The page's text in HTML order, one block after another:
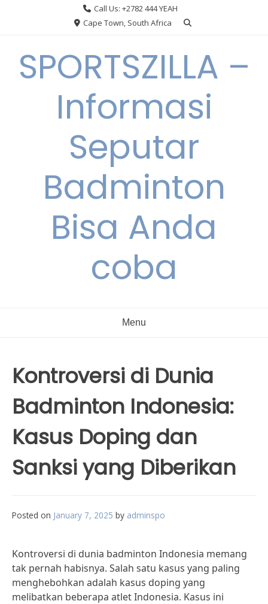
Call Us: +2782 444 YEAH
Cape Town, South Africa
SPORTSZILLA –
Informasi
Seputar
Badminton
Bisa Anda
coba
Menu
Kontroversi di Dunia
Badminton Indonesia:
Kasus Doping dan
Sanksi yang Diberikan
Posted on January 7, 2025 by adminspo
Kontroversi di dunia badminton Indonesia memang
tak pernah habisnya. Salah satu kasus yang paling
menghebohkan adalah kasus doping yang
melibatkan beberapa atlet Indonesia. Kasus ini